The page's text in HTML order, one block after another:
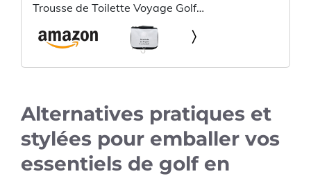
Trousse de Toilette Voyage Golf
Alternatives pratiques et
stylées pour emballer vos
essentiels de golf en